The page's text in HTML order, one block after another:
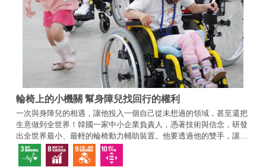
輪椅上的小機關 幫身障兒找回行的權利
一次與身障兒的相遇，讓他投入一個自己從未想過的領域，甚至還把
生意做到全世界！韓國一家中小企業負責人，憑著技術與信念，研發
出全世界最小、最輕的輪椅動力輔助裝置。他要透過他的雙手，讓所
有孩子都能無憂無慮地走到戶外，開創屬於自己的人生。